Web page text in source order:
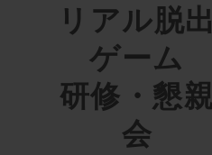
リアル脱
ゲーム
研修・懇
会